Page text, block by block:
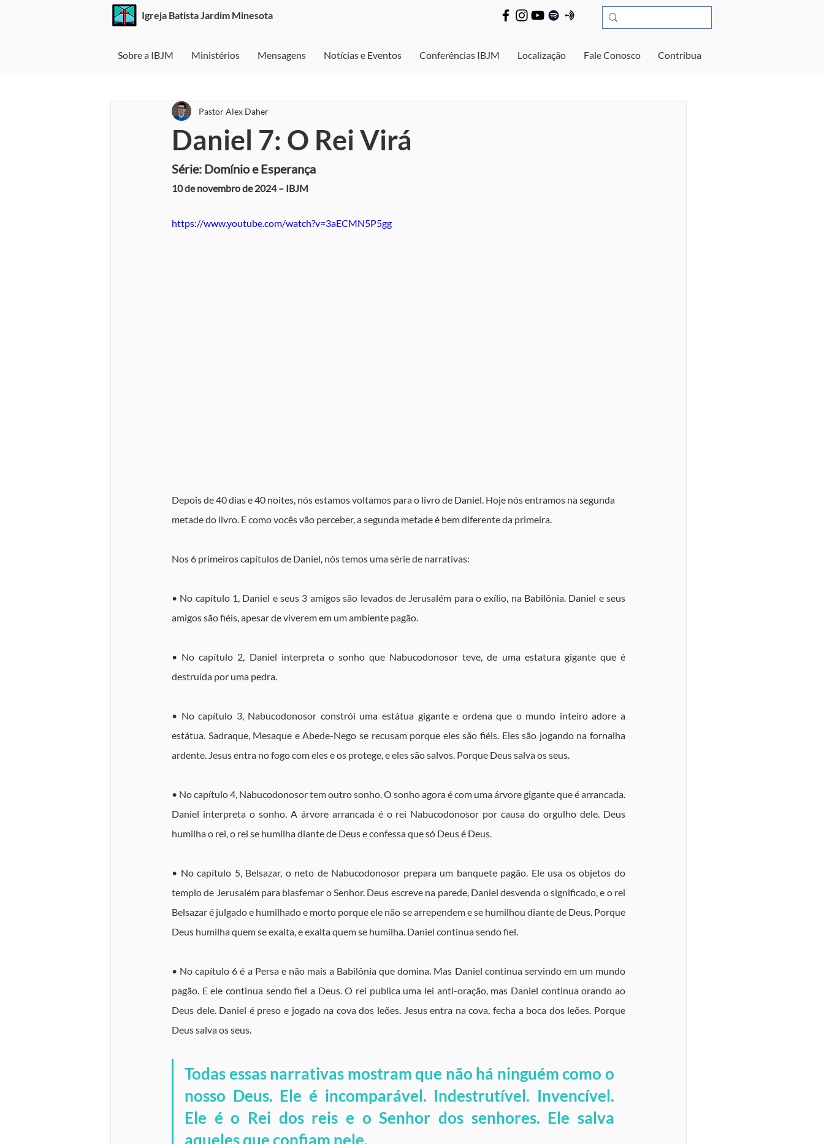
Sobre a IBJM Ministérios Mensagens Notícias e Eventos Conferências IBJM Localização Fale Conosco Contribua
Igreja BatistaJardim Minesota
Daniel 7: O Rei Virá
Pastor Alex Daher
Série: Domínio e Esperança
10 de novembro de 2024 – IBJM
https://www.youtube.com/watch?v=3aECMN5P5gg
Depois de 40 dias e 40 noites, nós estamos voltamos para o livro de Daniel. Hoje nós entramos na segunda
metade do livro. E como vocês vão perceber, a segunda metade é bem diferente da primeira.
Nos 6 primeiros capítulos de Daniel, nós temos uma série de narrativas:
• No capítulo 1, Daniel e seus 3 amigos são levados de Jerusalém para o exílio, na Babilônia. Daniel e seus
amigos são fiéis, apesar de viverem em um ambiente pagão.
• No capítulo 2, Daniel interpreta o sonho que Nabucodonosor teve, de uma estatura gigante que é
destruída por uma pedra.
• No capítulo 3, Nabucodonosor constrói uma estátua gigante e ordena que o mundo inteiro adore a
estátua. Sadraque, Mesaque e Abede-Nego se recusam porque eles são fiéis. Eles são jogando na fornalha
ardente. Jesus entra no fogo com eles e os protege, e eles são salvos. Porque Deus salva os seus.
• No capítulo 4, Nabucodonosor tem outro sonho. O sonho agora é com uma árvore gigante que é arrancada.
Daniel interpreta o sonho. A árvore arrancada é o rei Nabucodonosor por causa do orgulho dele. Deus
humilha o rei, o rei se humilha diante de Deus e confessa que só Deus é Deus.
• No capítulo 5, Belsazar, o neto de Nabucodonosor prepara um banquete pagão. Ele usa os objetos do
templo de Jerusalém para blasfemar o Senhor. Deus escreve na parede, Daniel desvenda o significado, e o rei
Belsazar é julgado e humilhado e morto porque ele não se arrependem e se humilhou diante de Deus. Porque
Deus humilha quem se exalta, e exalta quem se humilha. Daniel continua sendo fiel.
• No capítulo 6 é a Persa e não mais a Babilônia que domina. Mas Daniel continua servindo em um mundo
pagão. E ele continua sendo fiel a Deus. O rei publica uma lei anti-oração, mas Daniel continua orando ao
Deus dele. Daniel é preso e jogado na cova dos leões. Jesus entra na cova, fecha a boca dos leões. Porque
Deus salva os seus.
Todas essas narrativas mostram que não há ninguém como o
nosso Deus. Ele é incomparável. Indestrutível. Invencível.
Ele é o Rei dos reis e o Senhor dos senhores. Ele salva
aqueles que confiam nele.